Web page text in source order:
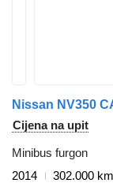
Nissan NV350
Cijena na upit
Minibus furgon
2014
302.000 km